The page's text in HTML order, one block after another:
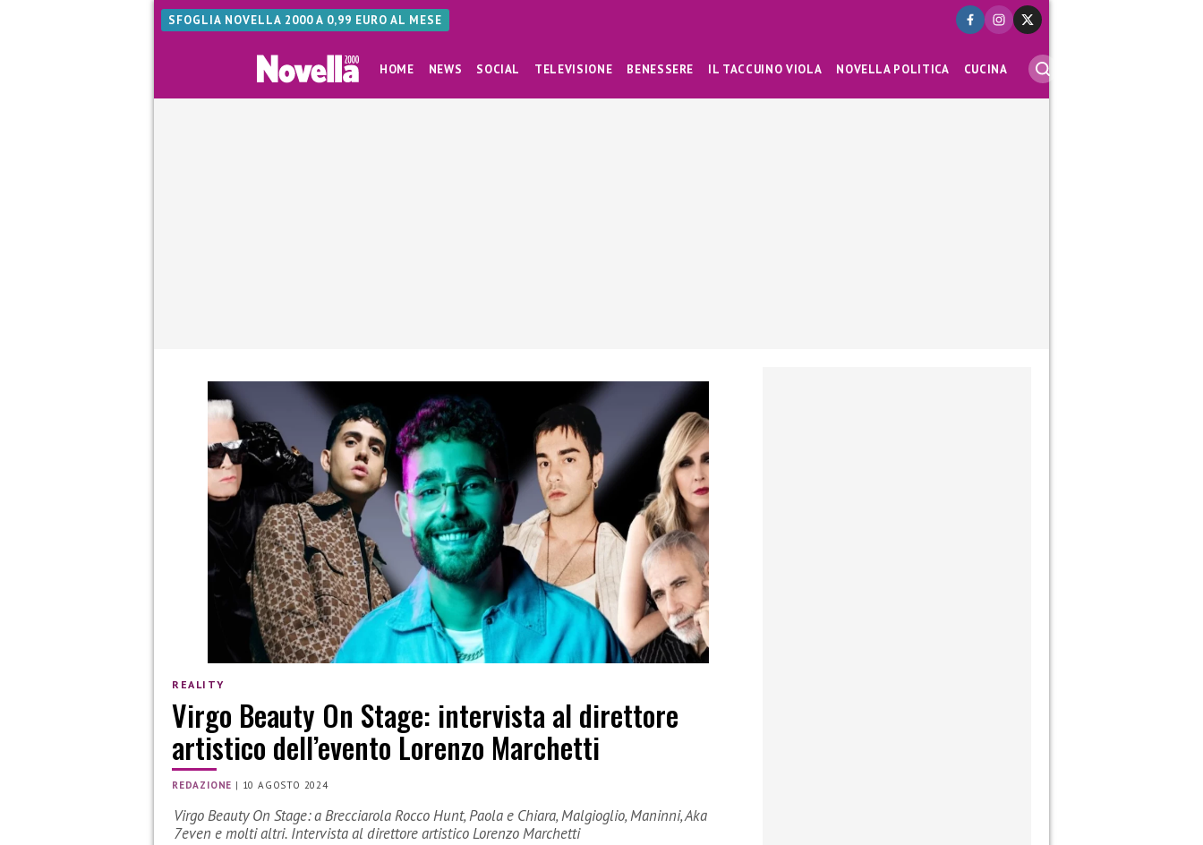
SFOGLIA NOVELLA 2000 A 0,99 EURO AL MESE
HOME NEWS SOCIAL TELEVISIONE BENESSERE IL TACCUINO VIOLA NOVELLA POLITICA CUCINA
REALITY
Virgo Beauty On Stage: intervista al direttore
artistico dell’evento Lorenzo Marchetti
REDAZIONE | 10 AGOSTO 2024
Virgo Beauty On Stage: a Brecciarola Rocco Hunt, Paola e Chiara, Malgioglio, Maninni, Aka
7even e molti altri. Intervista al direttore artistico Lorenzo Marchetti